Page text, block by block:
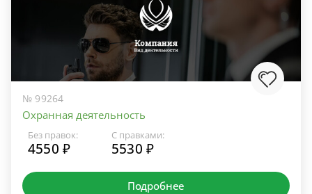
№ 99264
Охранная деятельность
Без правок:
4550 ₽
С правками:
5530 ₽
Подробнее